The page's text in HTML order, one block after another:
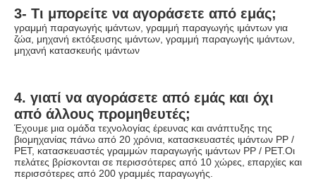
3- Τι μπορείτε να αγοράσετε από εμάς;
γραμμή παραγωγής ιμάντων, γραμμή παραγωγής ιμάντων για
ζώα, μηχανή εκτόξευσης ιμάντων, γραμμή παραγωγής ιμάντων,
μηχανή κατασκευής ιμάντων
4. γιατί να αγοράσετε από εμάς και όχι
από άλλους προμηθευτές;
Έχουμε μια ομάδα τεχνολογίας έρευνας και ανάπτυξης της
βιομηχανίας πάνω από 20 χρόνια, κατασκευαστές ιμάντων PP /
PET, κατασκευαστές γραμμών παραγωγής ιμάντων PP / PET.Οι
πελάτες βρίσκονται σε περισσότερες από 10 χώρες, επαρχίες και
περισσότερες από 200 γραμμές παραγωγής.